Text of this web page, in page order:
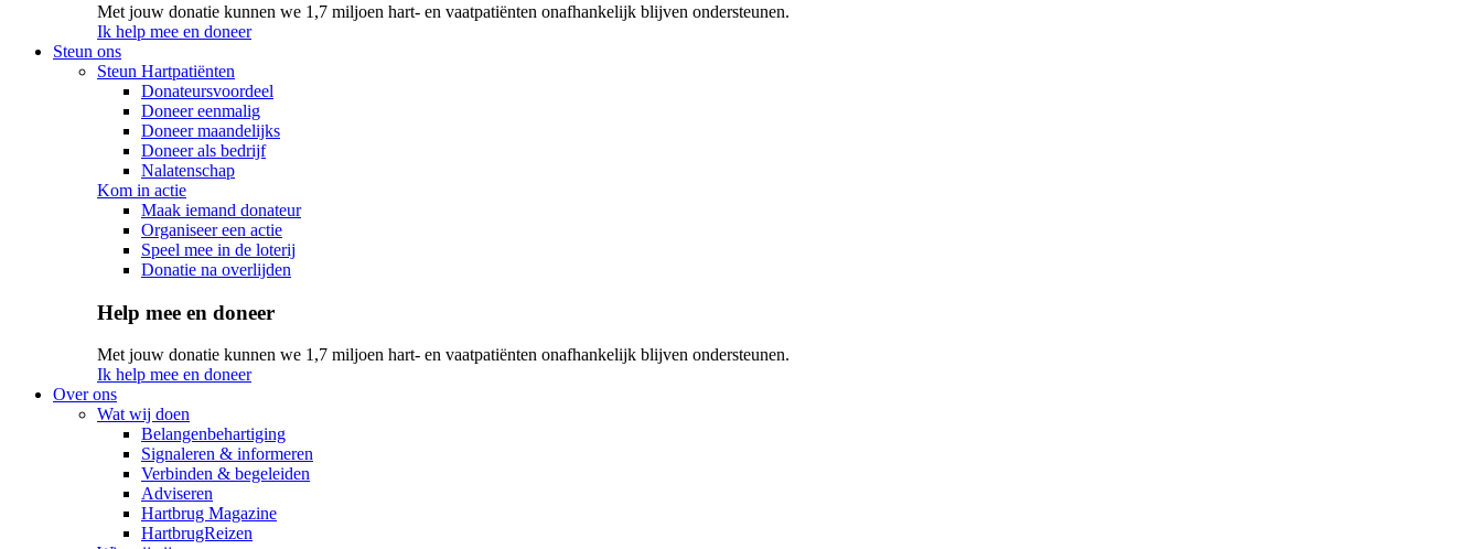
Met jouw donatie kunnen we 1,7 miljoen hart- en vaatpatiënten onafhankelijk blijven ondersteunen.
Ik help mee en doneer
Steun ons
Steun Hartpatiënten
Donateursvoordeel
Doneer eenmalig
Doneer maandelijks
Doneer als bedrijf
Nalatenschap
Kom in actie
Maak iemand donateur
Organiseer een actie
Speel mee in de loterij
Donatie na overlijden
Help mee en doneer
Met jouw donatie kunnen we 1,7 miljoen hart- en vaatpatiënten onafhankelijk blijven ondersteunen.
Ik help mee en doneer
Over ons
Wat wij doen
Belangenbehartiging
Signaleren & informeren
Verbinden & begeleiden
Adviseren
Hartbrug Magazine
HartbrugReizen